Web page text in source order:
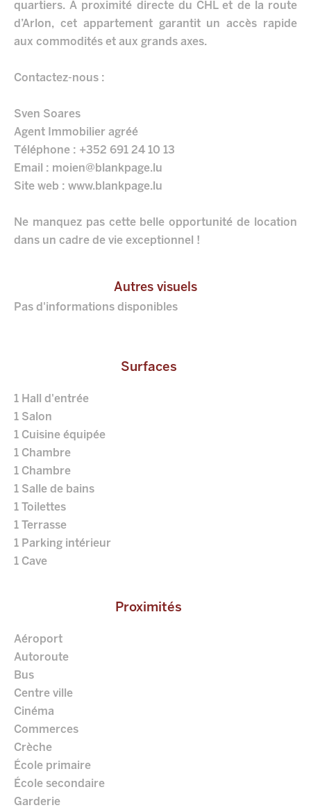
quartiers. À proximité directe du CHL et de la route
d’Arlon, cet appartement garantit un accès rapide
aux commodités et aux grands axes.
Contactez-nous :
Sven Soares
Agent Immobilier agréé
Téléphone : +352 691 24 10 13
Email : moien@blankpage.lu
Site web : www.blankpage.lu
Ne manquez pas cette belle opportunité de location
dans un cadre de vie exceptionnel !
Autres visuels
Pas d'informations disponibles
Surfaces
1 Hall d'entrée
1 Salon
1 Cuisine équipée
1 Chambre
1 Chambre
1 Salle de bains
1 Toilettes
1 Terrasse
1 Parking intérieur
1 Cave
Proximités
Aéroport
Autoroute
Bus
Centre ville
Cinéma
Commerces
Crèche
École primaire
École secondaire
Garderie